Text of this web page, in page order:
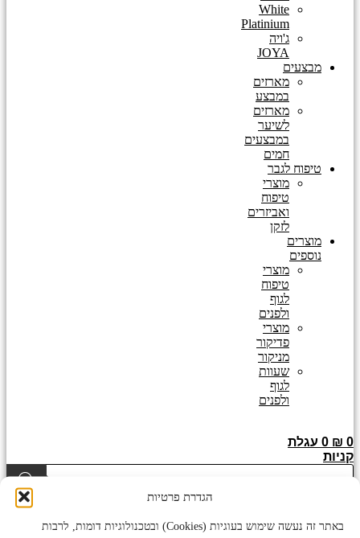
הגדרת פרטיות
באתר זה נעשה שימוש בעוגיות (Cookies) ובטכנולוגיות דומות, לרבות
White
Platinium
ג'ויה
JOYA
מבצעים
מארזים
במבצע
מארזים
לשיער
במבצעים
חמים
טיפוח לגבר
מוצרי
טיפוח
ואביזרים
לזקן
מוצרים
נוספים
מוצרי
טיפוח
לגוף
ולפנים
מוצרי
פדיקור
מניקור
שעוות
לגוף
ולפנים
₪ 0
0 עגלת
קניות
Products
search